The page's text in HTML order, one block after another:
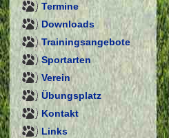
Termine
Downloads
Trainingsangebote
Sportarten
Verein
Übungsplatz
Kontakt
Links